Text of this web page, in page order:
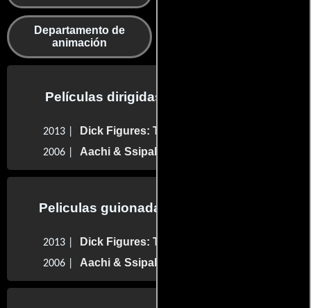
Departamento de
animación
Películas dirigidas por Ed Skudder
2013 | Dick Figures: The Movie
2006 | Aachi & Ssipak
Peliculas guionadas por Ed Skudder
2013 | Dick Figures: The Movie
2006 | Aachi & Ssipak